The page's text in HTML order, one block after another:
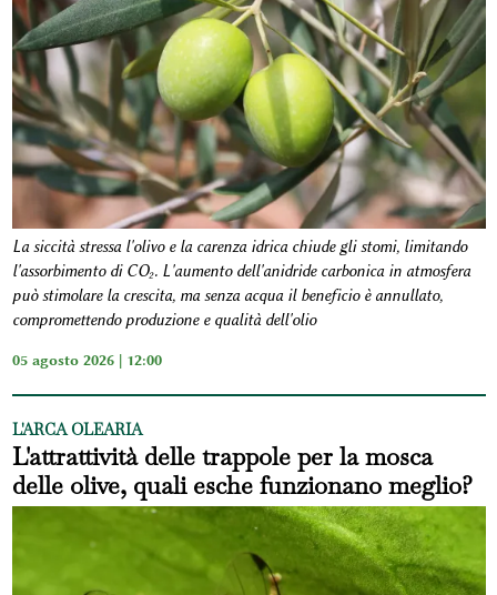
La siccità stressa l'olivo e la carenza idrica chiude gli stomi, limitando
l'assorbimento di CO₂. L'aumento dell'anidride carbonica in atmosfera
può stimolare la crescita, ma senza acqua il beneficio è annullato,
compromettendo produzione e qualità dell'olio
05 agosto 2026 | 12:00
L'ARCA OLEARIA
L'attrattività delle trappole per la mosca
delle olive, quali esche funzionano meglio?